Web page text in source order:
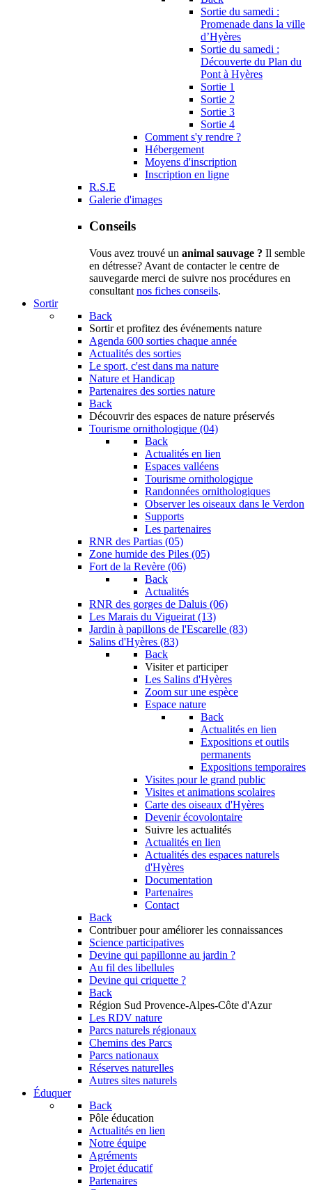
Sortie du samedi :
Promenade dans la ville
d’Hyères
Sortie du samedi :
Découverte du Plan du
Pont à Hyères
Sortie 1
Sortie 2
Sortie 3
Sortie 4
Comment s'y rendre ?
Hébergement
Moyens d'inscription
Inscription en ligne
R.S.E
Galerie d'images
Conseils
Vous avez trouvé un animal sauvage ? Il semble
en détresse? Avant de contacter le centre de
sauvegarde merci de suivre nos procédures en
consultant nos fiches conseils.
Sortir
Back
Sortir et profitez des événements nature
Agenda 600 sorties chaque année
Actualités des sorties
Le sport, c'est dans ma nature
Nature et Handicap
Partenaires des sorties nature
Back
Découvrir des espaces de nature préservés
Tourisme ornithologique (04)
Back
Actualités en lien
Espaces valléens
Tourisme ornithologique
Randonnées ornithologiques
Observer les oiseaux dans le Verdon
Supports
Les partenaires
RNR des Partias (05)
Zone humide des Piles (05)
Fort de la Revère (06)
Back
Actualités
RNR des gorges de Daluis (06)
Les Marais du Vigueirat (13)
Jardin à papillons de l'Escarelle (83)
Salins d'Hyères (83)
Back
Visiter et participer
Les Salins d'Hyères
Zoom sur une espèce
Espace nature
Back
Actualités en lien
Expositions et outils
permanents
Expositions temporaires
Visites pour le grand public
Visites et animations scolaires
Carte des oiseaux d'Hyères
Devenir écovolontaire
Suivre les actualités
Actualités en lien
Actualités des espaces naturels
d'Hyères
Documentation
Partenaires
Contact
Back
Contribuer pour améliorer les connaissances
Science participatives
Devine qui papillonne au jardin ?
Au fil des libellules
Devine qui criquette ?
Back
Région Sud Provence-Alpes-Côte d'Azur
Les RDV nature
Parcs naturels régionaux
Chemins des Parcs
Parcs nationaux
Réserves naturelles
Autres sites naturels
Éduquer
Back
Pôle éducation
Actualités en lien
Notre équipe
Agréments
Projet éducatif
Partenaires